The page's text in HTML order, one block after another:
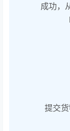
成功，
提交